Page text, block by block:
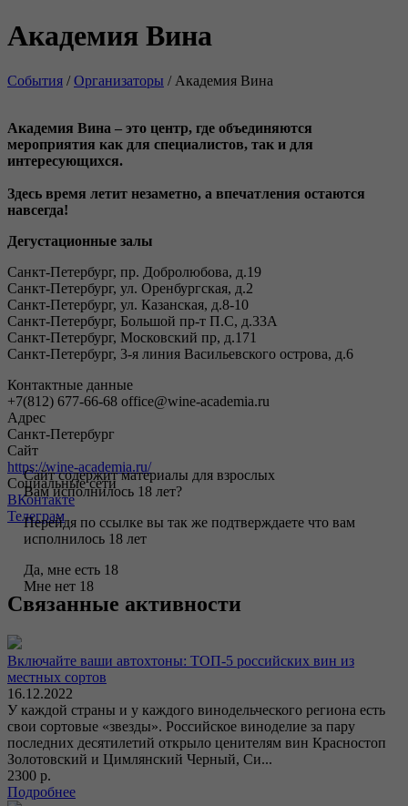
Академия Вина
События /Организаторы / Академия Вина
Академия Вина – это центр, где объединяются
мероприятия как для специалистов, так и для
интересующихся.
Здесь время летит незаметно, а впечатления остаются
навсегда!
Дегустационные залы
Санкт-Петербург, пр. Добролюбова, д.19
Санкт-Петербург, ул. Оренбургская, д.2
Санкт-Петербург, ул. Казанская, д.8-10
Санкт-Петербург, Большой пр-т П.С, д.33А
Санкт-Петербург, Московский пр, д.171
Санкт-Петербург, 3-я линия Васильевского острова, д.6
Контактные данные
+7(812) 677-66-68 office@wine-academia.ru
Адрес
Санкт-Петербург
Сайт
https://wine-academia.ru/
Социальные сети
ВКонтакте
Телеграм
Связанные активности
Включайте ваши автохтоны: ТОП-5 российских вин из
местных сортов
16.12.2022
У каждой страны и у каждого винодельческого региона есть
свои сортовые «звезды». Российское виноделие за пару
последних десятилетий открыло ценителям вин Красностоп
Золотовский и Цимлянский Черный, Си...
2300 р.
Подробнее
Сайт содержит материалы для взрослых
Вам исполнилось 18 лет?
Перейдя по ссылке вы так же подтверждаете что вам
исполнилось 18 лет
Да, мне есть 18
Мне нет 18